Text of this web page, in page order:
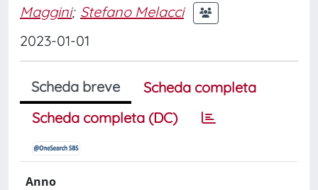
Maggini; Stefano Melacci
2023-01-01
Scheda breve
Scheda completa
Scheda completa (DC)
Anno